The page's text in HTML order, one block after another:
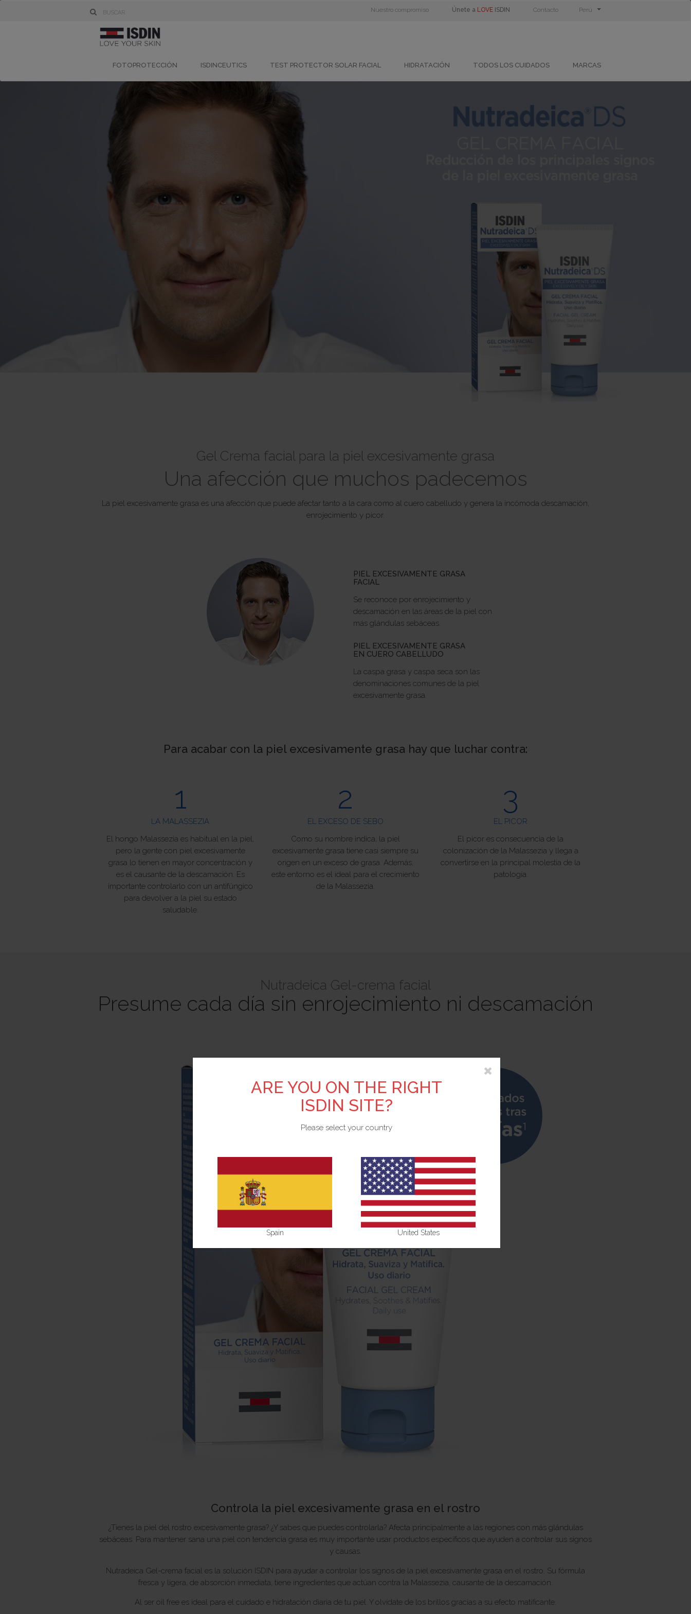
Nuestro compromiso Únete a LOVEISDIN Contacto Perú
FOTOPROTECCIÓN ISDINCEUTICS TEST PROTECTOR SOLAR FACIAL HIDRATACIÓN TODOS LOS CUIDADOS MARCAS
Gel Crema facial para la piel excesivamente grasa
Una afección que muchos padecemos
La piel excesivamente grasa es una afección que puede afectar tanto a la cara como al cuero cabelludo y genera la incómoda descamación,
enrojecimiento y picor.
PIEL EXCESIVAMENTE GRASA
FACIAL
Se reconoce por enrojecimiento y
descamación en las áreas de la piel con
más glándulas sebáceas.
PIEL EXCESIVAMENTE GRASA
EN CUERO CABELLUDO
La caspa grasa y caspa seca son las
denominaciones comunes de la piel
excesivamente grasa.
Para acabar con la piel excesivamente grasa hay que luchar contra:
1
LA MALASSEZIA
El hongo Malassezia es habitual en la piel,
pero la gente con piel excesivamente
grasa lo tienen en mayor concentración y
es el causante de la descamación. Es
importante controlarlo con un antifúngico
para devolver a la piel su estado
saludable.
2
EL EXCESO DE SEBO
Como su nombre indica, la piel
excesivamente grasa tiene casi siempre su
origen en un exceso de grasa. Además,
este entorno es el ideal para el crecimiento
de la Malassezia.
3
EL PICOR
El picor es consecuencia de la
colonización de la Malassezia y llega a
convertirse en la principal molestia de la
patología.
Nutradeica Gel-crema facial
Presume cada día sin enrojecimiento ni descamación
Controla la piel excesivamente grasa en el rostro
¿Tienes la piel del rostro excesivamente grasa? ¿Y sabes que puedes controlarla? Afecta principalmente a las regiones con más glándulas
sebáceas. Para mantener sana una piel con tendencia grasa es muy importante usar productos específicos que ayuden a controlar sus signos
y causas.
Nutradeica Gel-crema facial es la solución ISDIN para ayudar a controlar los signos de la piel excesivamente grasa en el rostro. Su fórmula
fresca y ligera, de absorción inmediata, tiene ingredientes que actúan contra la Malassezia, causante de la descamación.
Al ser oil free es ideal para el cuidado e hidratación diaria de tu piel. Y olvídate de los brillos gracias a su efecto matificante.
ARE YOU ON THE RIGHT
ISDIN SITE?
Please select your country
Spain United States